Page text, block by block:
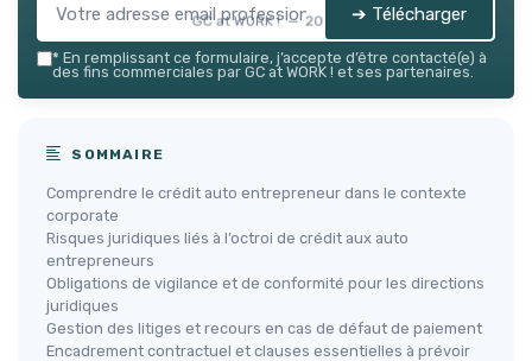
GC at WORK ! — 2026 ➔ Télécharger
* En remplissant ce formulaire, j’accepte d’être contacté(e) à
des fins commerciales par GC at WORK ! et ses partenaires.
SOMMAIRE
Comprendre le crédit auto entrepreneur dans le contexte
corporate
Risques juridiques liés à l’octroi de crédit aux auto
entrepreneurs
Obligations de vigilance et de conformité pour les directions
juridiques
Gestion des litiges et recours en cas de défaut de paiement
Encadrement contractuel et clauses essentielles à prévoir